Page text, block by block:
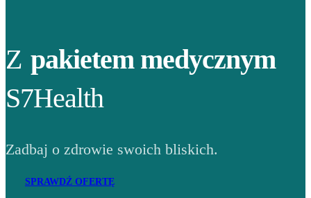
Z pakietem medycznym
S7Health
Zadbaj o zdrowie swoich bliskich.
SPRAWDŹ OFERTĘ